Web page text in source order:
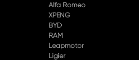
Alfa Romeo
XPENG
BYD
RAM
Leapmotor
Ligier